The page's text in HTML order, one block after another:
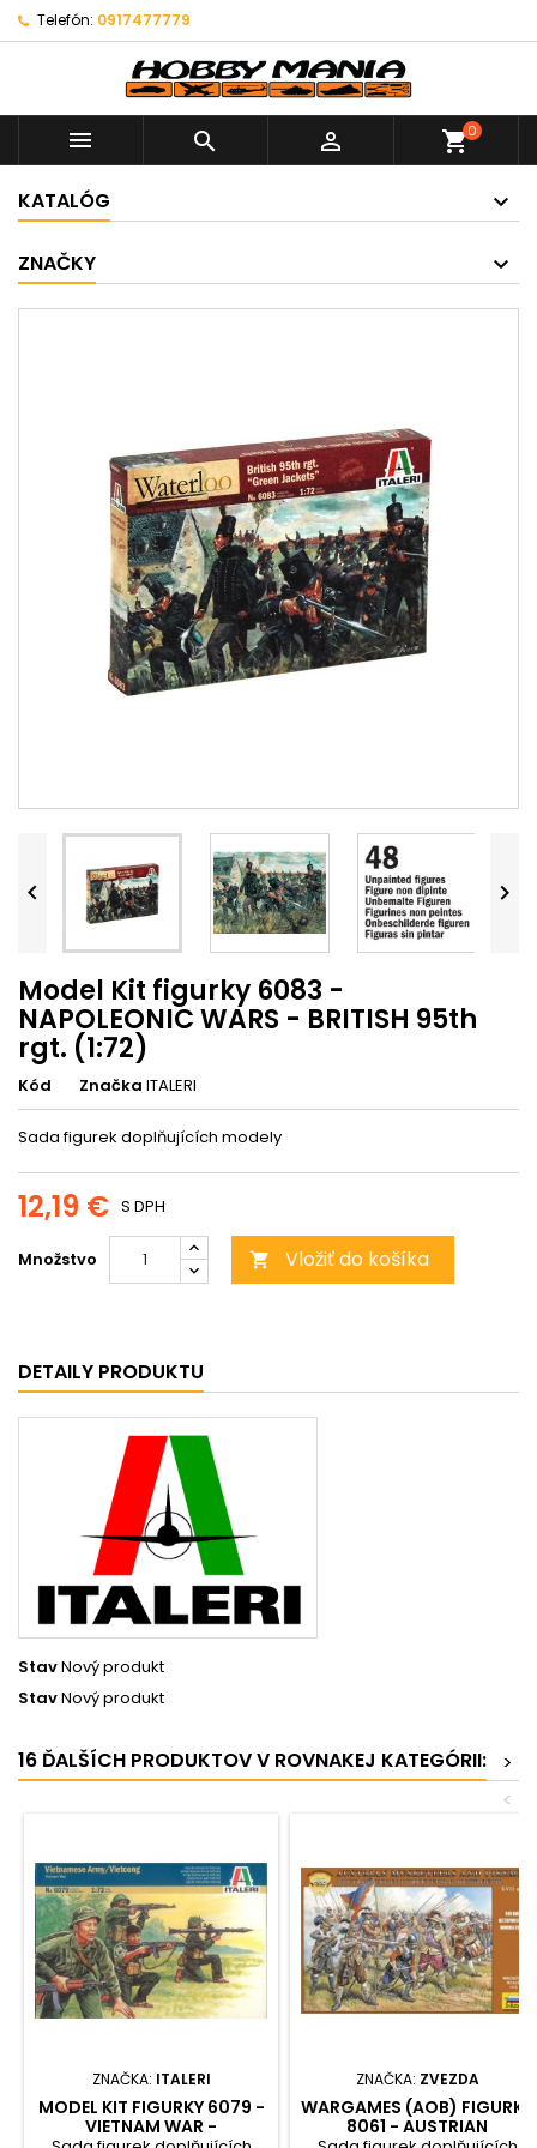
Telefón: 0917477779
   shopping_cart0
KATALÓG
ZNAČKY
 
Model Kit figurky 6083 -
NAPOLEONIC WARS - BRITISH 95th
rgt. (1:72)
Kód Značka ITALERI
Sada figurek doplňujících modely
12,19 € S DPH
Množstvo  Vložiť do košíka
DETAILY PRODUKTU
StavNový produkt
StavNový produkt
16 ĎALŠÍCH PRODUKTOV V ROVNAKEJ KATEGÓRII:
>
<
ZNAČKA: ITALERI
MODEL KIT FIGURKY 6079 -
VIETNAM WAR -
ZNAČKA: ZVEZDA
WARGAMES (AOB) FIGURKY
8061 - AUSTRIAN